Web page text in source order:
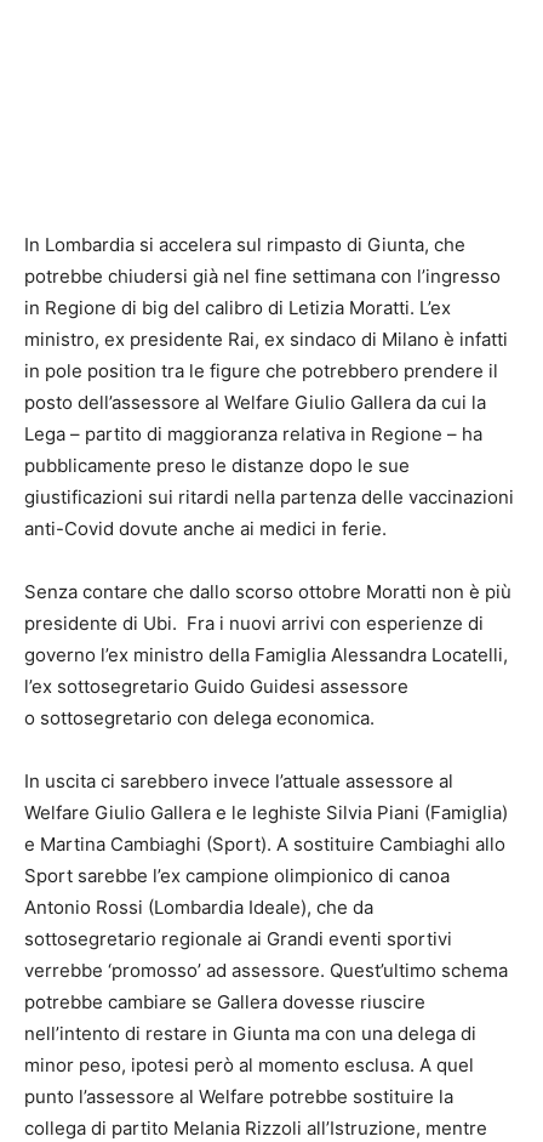
In Lombardia si accelera sul rimpasto di Giunta, che
potrebbe chiudersi già nel fine settimana con l’ingresso
in Regione di big del calibro di Letizia Moratti. L’ex
ministro, ex presidente Rai, ex sindaco di Milano è infatti
in pole position tra le figure che potrebbero prendere il
posto dell’assessore al Welfare Giulio Gallera da cui la
Lega – partito di maggioranza relativa in Regione – ha
pubblicamente preso le distanze dopo le sue
giustificazioni sui ritardi nella partenza delle vaccinazioni
anti-Covid dovute anche ai medici in ferie.
Senza contare che dallo scorso ottobre Moratti non è più
presidente di Ubi. Fra i nuovi arrivi con esperienze di
governo l’ex ministro della Famiglia Alessandra Locatelli,
l’ex sottosegretario Guido Guidesi assessore
o sottosegretario con delega economica.
In uscita ci sarebbero invece l’attuale assessore al
Welfare Giulio Gallera e le leghiste Silvia Piani (Famiglia)
e Martina Cambiaghi (Sport). A sostituire Cambiaghi allo
Sport sarebbe l’ex campione olimpionico di canoa
Antonio Rossi (Lombardia Ideale), che da
sottosegretario regionale ai Grandi eventi sportivi
verrebbe ‘promosso’ ad assessore. Quest’ultimo schema
potrebbe cambiare se Gallera dovesse riuscire
nell’intento di restare in Giunta ma con una delega di
minor peso, ipotesi però al momento esclusa. A quel
punto l’assessore al Welfare potrebbe sostituire la
collega di partito Melania Rizzoli all’Istruzione, mentre